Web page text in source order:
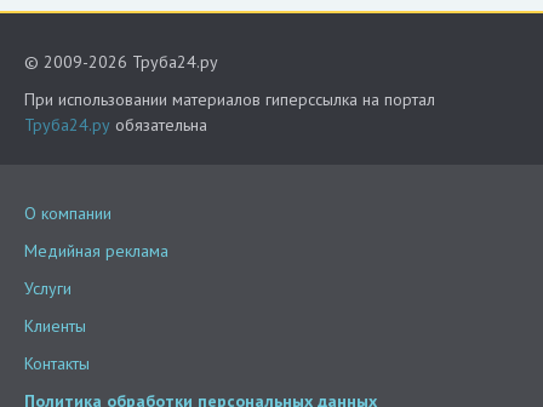
© 2009-2026 Труба24.ру
При использовании материалов гиперссылка на портал
Труба24.ру обязательна
О компании
Медийная реклама
Услуги
Клиенты
Контакты
Политика обработки персональных данных